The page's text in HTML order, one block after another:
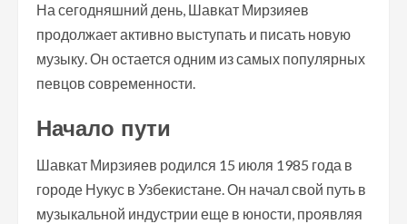
На сегодняшний день, Шавкат Мирзияев
продолжает активно выступать и писать новую
музыку. Он остается одним из самых популярных
певцов современности.
Начало пути
Шавкат Мирзияев родился 15 июля 1985 года в
городе Нукус в Узбекистане. Он начал свой путь в
музыкальной индустрии еще в юности, проявляя